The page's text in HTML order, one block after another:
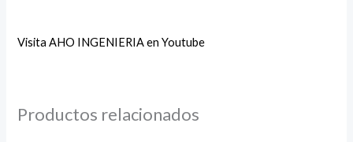
Visita AHO INGENIERIA en Youtube
Productos relacionados